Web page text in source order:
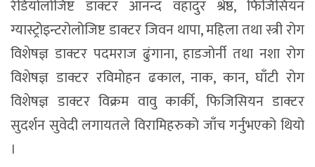
रेडियोलोजिष्ट डाक्टर आनन्द वहादुर श्रेष्ठ, फिजिसियन
ग्यास्ट्रोइन्टरोलोजिष्ट डाक्टर जिवन थापा, महिला तथा स्त्री रोग
विशेषज्ञ डाक्टर पदमराज ढुंगाना, हाडजोर्नी तथा नशा रोग
विशेषज्ञ डाक्टर रविमोहन ढकाल, नाक, कान, घाँटी रोग
विशेषज्ञ डाक्टर विक्रम वावु कार्की, फिजिसियन डाक्टर
सुदर्शन सुवेदी लगायतले विरामिहरुको जाँच गर्नुभएको थियो
।